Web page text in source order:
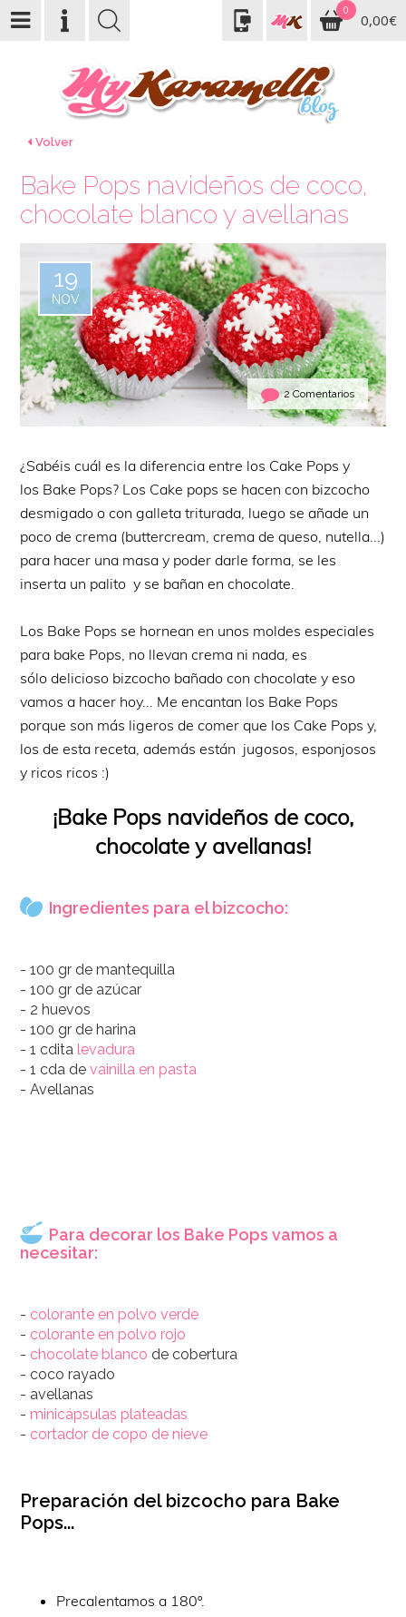
0
0,00€
Volver
Bake Pops navideños de coco,
chocolate blanco y avellanas
19
NOV
2 Comentarios
¿Sabéis cuál es la diferencia entre los Cake Pops y
los Bake Pops? Los Cake pops se hacen con bizcocho
desmigado o con galleta triturada, luego se añade un
poco de crema (buttercream, crema de queso, nutella...)
para hacer una masa y poder darle forma, se les
inserta un palito y se bañan en chocolate.
Los Bake Pops se hornean en unos moldes especiales
para bake Pops, no llevan crema ni nada, es
sólo delicioso bizcocho bañado con chocolate y eso
vamos a hacer hoy... Me encantan los Bake Pops
porque son más ligeros de comer que los Cake Pops y,
los de esta receta, además están jugosos, esponjosos
y ricos ricos :)
¡Bake Pops navideños de coco,
chocolate y avellanas!
Ingredientes para el bizcocho:
- 100 gr de mantequilla
- 100 gr de azúcar
- 2 huevos
- 100 gr de harina
- 1 cdita levadura
- 1 cda devainilla en pasta
- Avellanas
Para decorar los Bake Pops vamos a
necesitar:
- colorante en polvo verde
- colorante en polvo rojo
- chocolate blanco de cobertura
- coco rayado
- avellanas
- minicápsulas plateadas
- cortador de copo de nieve
Preparación del bizcocho para Bake
Pops...
Precalentamos a 180º.